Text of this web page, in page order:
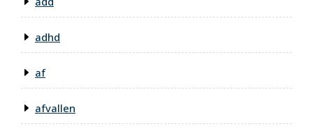
adhd
af
afvallen